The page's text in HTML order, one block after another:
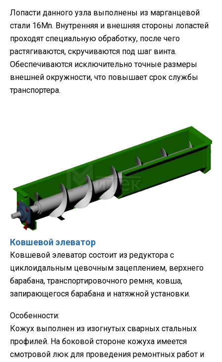
Лопасти данного узла выполнены из марганцевой
стали 16Mn. Внутренняя и внешняя стороны лопастей
проходят специальную обработку, после чего
растягиваются, скручиваются под шаг винта.
Обеспечиваются исключительно точные размеры
внешней окружности, что повышает срок службы
транспортера.
Ковшевой элеватор
Ковшевой элеватор состоит из редуктора с
циклоидальным цевочным зацеплением, верхнего
барабана, транспортировочного ремня, ковша,
запирающегося барабана и натяжной установки.
Особенности:
Кожух выполнен из изогнутых сварных стальных
профилей. На боковой стороне кожуха имеется
смотровой люк для проведения ремонтных работ и